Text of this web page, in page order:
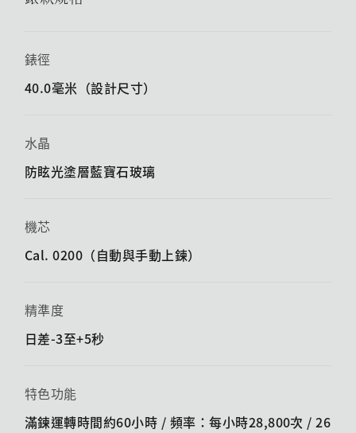
錶徑
40.0毫米（設計尺寸）
水晶
防眩光塗層藍寶石玻璃
機芯
Cal. 0200（自動與手動上鍊）
精準度
日差-3至+5秒
特色功能
滿鍊運轉時間約60小時 / 頻率：每小時28,800次 / 26